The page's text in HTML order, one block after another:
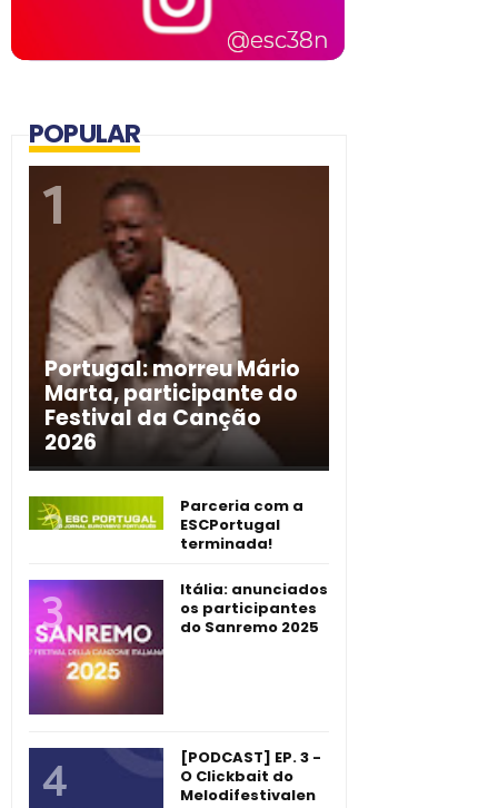
POPULAR
Portugal: morreu Mário
Marta, participante do
Festival da Canção
2026
Parceria com a
ESCPortugal
terminada!
Itália: anunciados
os participantes
do Sanremo 2025
[PODCAST] EP. 3 -
O Clickbait do
Melodifestivalen